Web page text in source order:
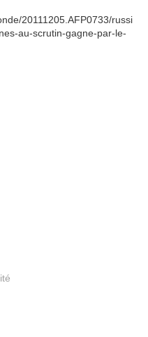
20111205.AFP0733/russi
au-scrutin-gagne-par-le-